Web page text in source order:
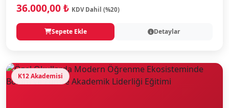
36.000,00 ₺ KDV Dahil (%20)
Sepete Ekle Detaylar
K12 Akademisi